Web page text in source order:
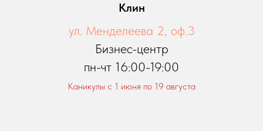
Клин
ул. Менделеева 2, оф.3
Бизнес-центр
пн-чт 16:00-19:00
Каникулы с 1 июня по 19 августа